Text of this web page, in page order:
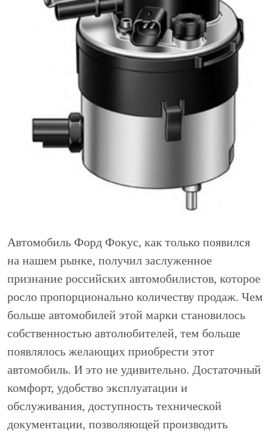
Автомобиль Форд Фокус, как только появился
на нашем рынке, получил заслуженное
признание российских автомобилистов, которое
росло пропорционально количеству продаж. Чем
больше автомобилей этой марки становилось
собственностью автолюбителей, тем больше
появлялось желающих приобрести этот
автомобиль. И это не удивительно. Достаточный
комфорт, удобство эксплуатации и
обслуживания, доступность технической
документации, позволяющей производить